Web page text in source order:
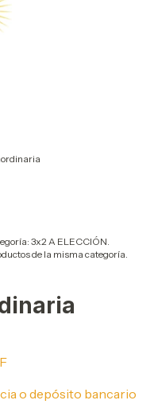
3x2 A ELECCIÓN.
de la misma categoría.
o depósito bancario